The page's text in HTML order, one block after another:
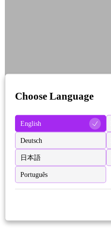
Choose Language
English
Deutsch
日本語
Português